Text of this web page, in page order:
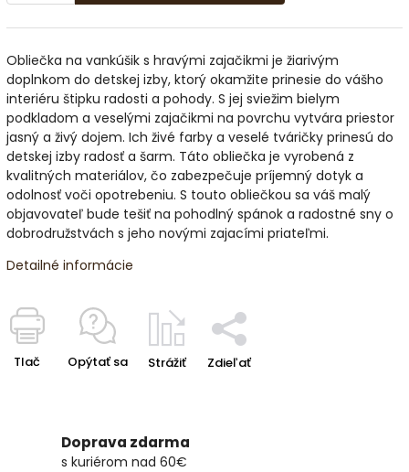
Obliečka na vankúšik s hravými zajačikmi je žiarivým
doplnkom do detskej izby, ktorý okamžite prinesie do vášho
interiéru štipku radosti a pohody. S jej sviežim bielym
podkladom a veselými zajačikmi na povrchu vytvára priestor
jasný a živý dojem. Ich živé farby a veselé tváričky prinesú do
detskej izby radosť a šarm. Táto obliečka je vyrobená z
kvalitných materiálov, čo zabezpečuje príjemný dotyk a
odolnosť voči opotrebeniu. S touto obliečkou sa váš malý
objavovateľ bude tešiť na pohodlný spánok a radostné sny o
dobrodružstvách s jeho novými zajacími priateľmi.
Detailné informácie
Tlač Opýtať sa Strážiť Zdieľať
Doprava zdarma
s kuriérom nad 60€